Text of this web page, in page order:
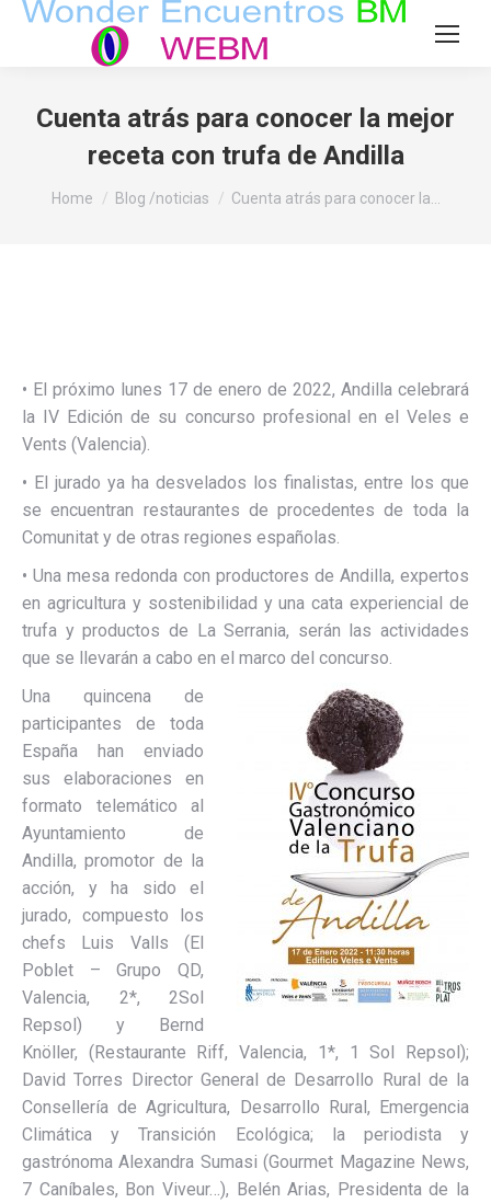
Cuenta atrás para conocer la mejor
receta con trufa de Andilla
You are here:
Home Blog /noticias Cuenta atrás para conocer la…
• El próximo lunes 17 de enero de 2022, Andilla celebrará
la IV Edición de su concurso profesional en el Veles e
Vents (Valencia).
• El jurado ya ha desvelados los finalistas, entre los que
se encuentran restaurantes de procedentes de toda la
Comunitat y de otras regiones españolas.
• Una mesa redonda con productores de Andilla, expertos
en agricultura y sostenibilidad y una cata experiencial de
trufa y productos de La Serrania, serán las actividades
que se llevarán a cabo en el marco del concurso.
Una quincena de
participantes de toda
España han enviado
sus elaboraciones en
formato telemático al
Ayuntamiento de
Andilla, promotor de la
acción, y ha sido el
jurado, compuesto los
chefs Luis Valls (El
Poblet – Grupo QD,
Valencia, 2*, 2Sol
Repsol) y Bernd
Knöller, (Restaurante Riff, Valencia, 1*, 1 Sol Repsol);
David Torres Director General de Desarrollo Rural de la
Consellería de Agricultura, Desarrollo Rural, Emergencia
Climática y Transición Ecológica; la periodista y
gastrónoma Alexandra Sumasi (Gourmet Magazine News,
7 Caníbales, Bon Viveur…), Belén Arias, Presidenta de la